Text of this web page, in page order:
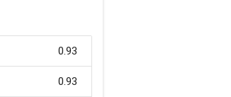
0.93
0.93